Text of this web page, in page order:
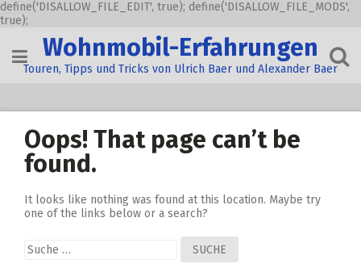
define('DISALLOW_FILE_EDIT', true); define('DISALLOW_FILE_MODS',
true);
content
Wohnmobil-Erfahrungen
Touren, Tipps und Tricks von Ulrich Baer und Alexander Baer
Oops! That page can’t be
found.
It looks like nothing was found at this location. Maybe try
one of the links below or a search?
Suche
nach: